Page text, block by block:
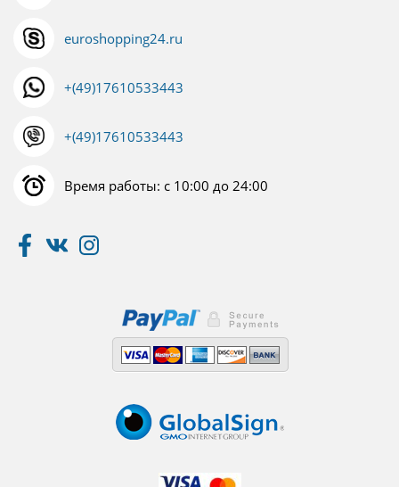
euroshopping24.ru
+(49)17610533443
+(49)17610533443
Время работы: с 10:00 до 24:00